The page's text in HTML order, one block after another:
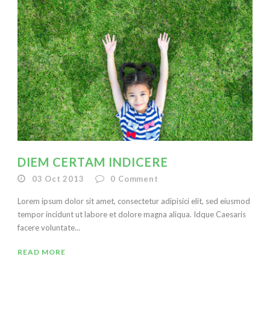
DIEM CERTAM INDICERE
03 Oct 2013 0 Comment
Lorem ipsum dolor sit amet, consectetur adipisici elit, sed eiusmod
tempor incidunt ut labore et dolore magna aliqua. Idque Caesaris
facere voluntate...
READ MORE